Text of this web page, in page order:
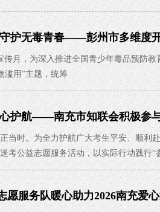
护无毒青春——彭州市多维度
传月，为深入推进全国青少年毒品预防教
滥用”主题，统筹
心护航——南充市知联会积极参
当时。为全力护航广大考生平安、顺利
考公益志愿服务活动，以实际行动践行“
愿服务队暖心助力2026南充爱